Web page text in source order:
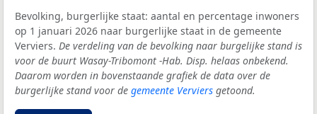
Bevolking, burgerlijke staat: aantal en percentage inwoners
op 1 januari 2026 naar burgerlijke staat in de gemeente
Verviers. De verdeling van de bevolking naar burgelijke stand is
voor de buurt Wasay-Tribomont -Hab. Disp. helaas onbekend.
Daarom worden in bovenstaande grafiek de data over de
burgerlijke stand voor de gemeente Verviers getoond.